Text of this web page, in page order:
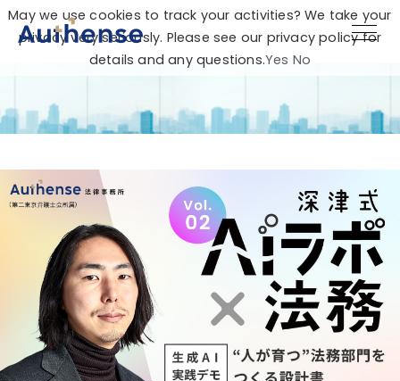
May we use cookies to track your activities? We take your
privacy very seriously. Please see our privacy policy for
details and any questions.Yes No